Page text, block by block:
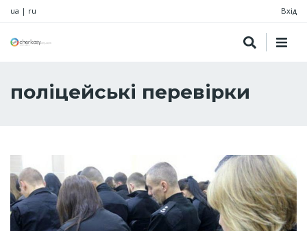
ua | ru Вхід
поліцейські перевірки